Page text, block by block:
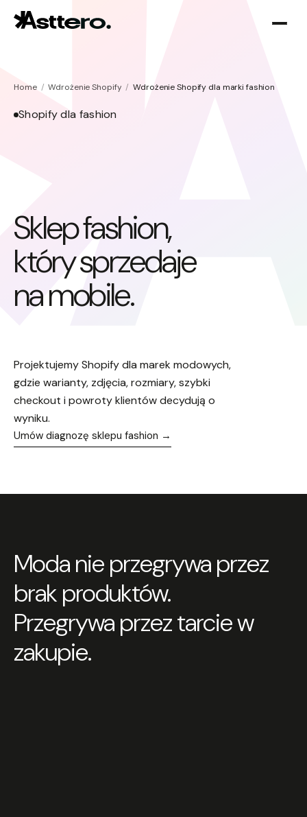
Home Wdrożenie Shopify Wdrożenie Shopify dla marki fashion
Shopify dla fashion
Sklep fashion,
który sprzedaje
na mobile.
Projektujemy Shopify dla marek modowych,
gdzie warianty, zdjęcia, rozmiary, szybki
checkout i powroty klientów decydują o
wyniku.
Umów diagnozę sklepu fashion →
Moda nie przegrywa przez
brak produktów.
Przegrywa przez tarcie w
zakupie.